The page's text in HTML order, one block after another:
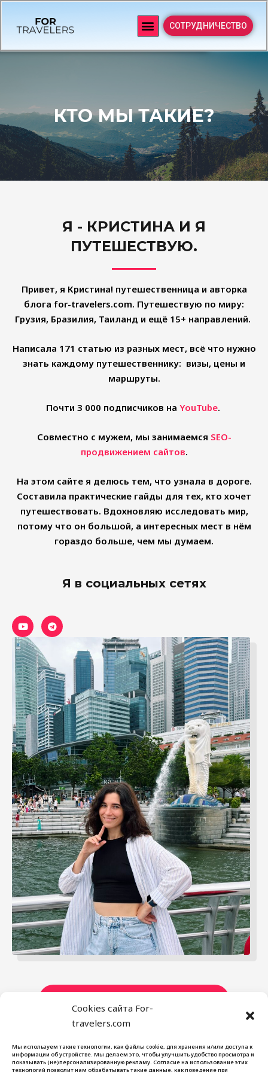
Cookies сайта For-
travelers.com
Мы используем такие технологии, как файлы cookie, для хранения и/или доступа к
информации об устройстве. Мы делаем это, чтобы улучшить удобство просмотра и
показывать (не)персонализированную рекламу. Согласие на использование этих
технологий позволит нам обрабатывать такие данные, как поведение при
СОТРУДНИЧЕСТВО
КТО МЫ ТАКИЕ?
Я - КРИСТИНА И Я
ПУТЕШЕСТВУЮ.
Привет, я Кристина! путешественница и авторка
блога for-travelers.com. Путешествую по миру:
Грузия, Бразилия, Таиланд и ещё 15+ направлений.
Написала 171 статью из разных мест, всё что нужно
знать каждому путешественнику: визы, цены и
маршруты.
Почти 3 000 подписчиков на YouTube.
Совместно с мужем, мы занимаемся SEO-
продвижением сайтов.
На этом сайте я делюсь тем, что узнала в дороге.
Составила практические гайды для тех, кто хочет
путешествовать. Вдохновляю исследовать мир,
потому что он большой, а интересных мест в нём
гораздо больше, чем мы думаем.
Я в социальных сетях
For Travelers
Блог